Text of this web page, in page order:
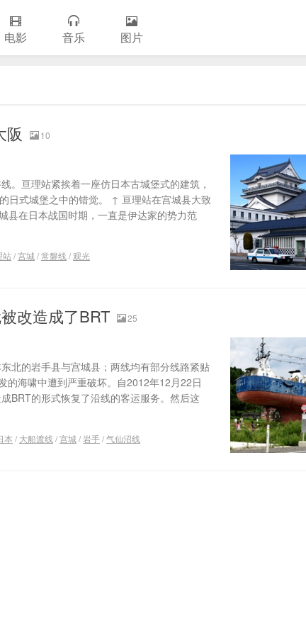
电影 音乐 图片
阪
10
。亘理站紧挨着一座仿日本古城堡式的建筑，
日式城堡之中的错觉。 ↑ 亘理站在宫城县大致
县在日本战国时期，一直是伊达家的势力范
站/宫城 /常磐线 /观光
改造成了BRT
25
北的岩手县与宫城县；两线均有部分线路紧贴
的海啸中遭到严重破坏。自2012年12月22日
BRT的形式恢复了沿线的客运服务。然后这
本 / 大船渡线 /宫城 / 岩手/气仙沼线